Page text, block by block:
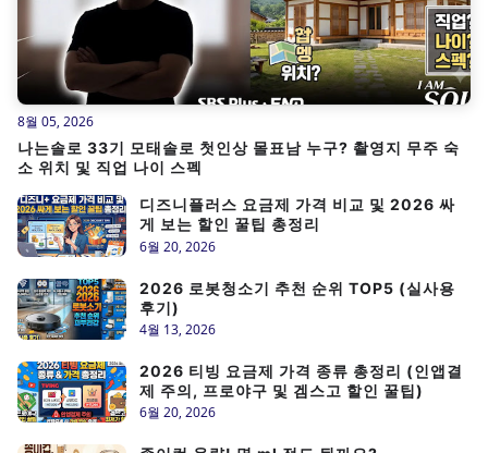
나는솔로 33기 모태솔로 첫인상 몰표남 누구? 촬영지 무주 숙
소 위치 및 직업 나이 스펙
8월 05, 2026
디즈니플러스 요금제 가격 비교 및 2026 싸
게 보는 할인 꿀팁 총정리
6월 20, 2026
2026 로봇청소기 추천 순위 TOP5 (실사용
후기)
4월 13, 2026
2026 티빙 요금제 가격 종류 총정리 (인앱결
제 주의, 프로야구 및 겜스고 할인 꿀팁)
6월 20, 2026